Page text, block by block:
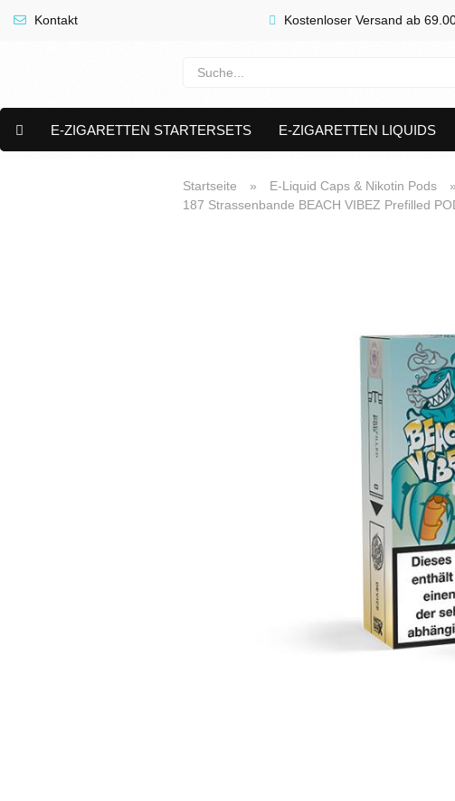
Kontakt Kostenloser Versand ab
E-ZIGARETTEN STARTERSETS E-ZIGARETTEN LIQUIDS
Startseite » E-Liquid Caps & Nikotin Pods »
187 Strassenbande BEACH VIBEZ Prefilled